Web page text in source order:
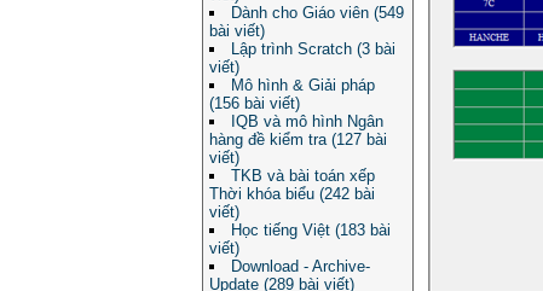
Dành cho Giáo viên (549
bài viết)
Lập trình Scratch (3 bài
viết)
Mô hình & Giải pháp
(156 bài viết)
IQB và mô hình Ngân
hàng đề kiểm tra (127 bài
viết)
TKB và bài toán xếp
Thời khóa biểu (242 bài
viết)
Học tiếng Việt (183 bài
viết)
Download - Archive-
Update (289 bài viết)